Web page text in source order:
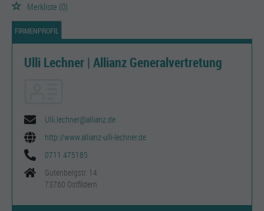
Merkliste (0)
FIRMENPROFIL
Ulli Lechner | Allianz Generalvertretung
Ulli.lechner@allianz.de
http://www.allianz-ulli-lechner.de
0711 475185
Gutenbergstr. 14
73760 Ostfildern